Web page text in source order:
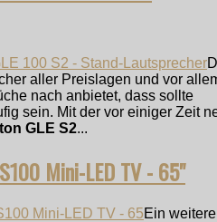
aller Preislagen und vor
nach anbietet, dass sollte
sein. Mit der vor einiger Zeit
GLE S2...
Mini-LED TV - 65"
Ein